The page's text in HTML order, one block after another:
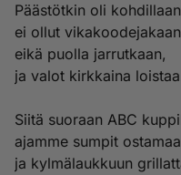
Päästötkin oli
ei ollut
eikä puolla jarrutkaan,
ja valot kirkkaina
Siitä suoraan ABC
ajamme sumpit
ja kylmälaukkuun